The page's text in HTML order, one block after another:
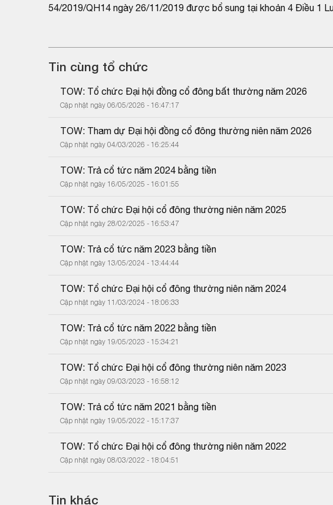
54/2019/QH14 ngày 26/11/2019 được bổ sung tại khoản 4 Điều 1
Tin cùng tổ chức
TOW: Tổ chức Đại hội đồng cổ đông bất thường năm 2026
Cập nhật ngày 06/05/2026 - 16:47:17
TOW: Tham dự Đại hội đồng cổ đông thường niên năm 2026
Cập nhật ngày 04/03/2026 - 16:25:44
TOW: Trả cổ tức năm 2024 bằng tiền
Cập nhật ngày 16/05/2025 - 16:01:55
TOW: Tổ chức Đại hội cổ đông thường niên năm 2025
Cập nhật ngày 28/02/2025 - 16:53:47
TOW: Trả cổ tức năm 2023 bằng tiền
Cập nhật ngày 13/05/2024 - 13:44:44
TOW: Tổ chức Đại hội cổ đông thường niên năm 2024
Cập nhật ngày 11/03/2024 - 18:06:33
TOW: Trả cổ tức năm 2022 bằng tiền
Cập nhật ngày 19/05/2023 - 15:34:21
TOW: Tổ chức Đại hội cổ đông thường niên năm 2023
Cập nhật ngày 09/03/2023 - 16:58:12
TOW: Trả cổ tức năm 2021 bằng tiền
Cập nhật ngày 19/05/2022 - 15:17:37
TOW: Tổ chức Đại hội cổ đông thường niên năm 2022
Cập nhật ngày 08/03/2022 - 18:04:51
Tin khác